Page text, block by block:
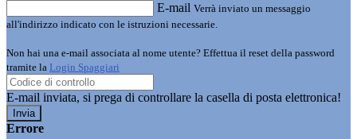
E-mail Verrà inviato un messaggio
all'indirizzo indicato con le istruzioni necessarie.
Non hai una e-mail associata al nome utente? Effettua il reset della password
tramite la Login Spaggiari
E-mail inviata, si prega di controllare la casella di posta elettronica!
Errore